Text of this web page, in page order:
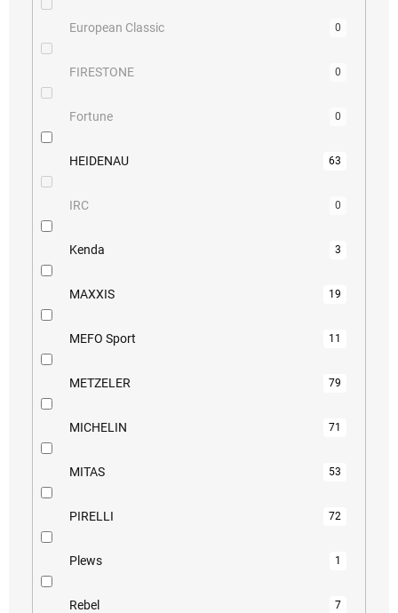
European Classic 0
FIRESTONE 0
Fortune 0
HEIDENAU 63
IRC 0
Kenda 3
MAXXIS 19
MEFO Sport 11
METZELER 79
MICHELIN 71
MITAS 53
PIRELLI 72
Plews 1
Rebel 7